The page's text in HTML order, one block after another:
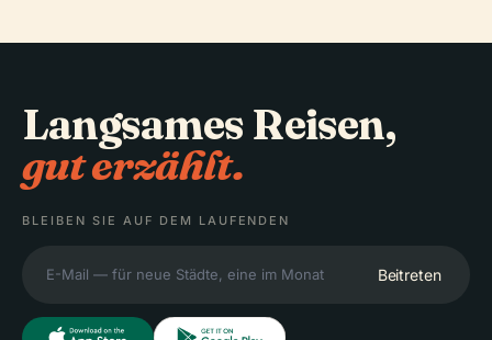
Langsames Reisen,
gut erzählt.
BLEIBEN SIE AUF DEM LAUFENDEN
Beitreten